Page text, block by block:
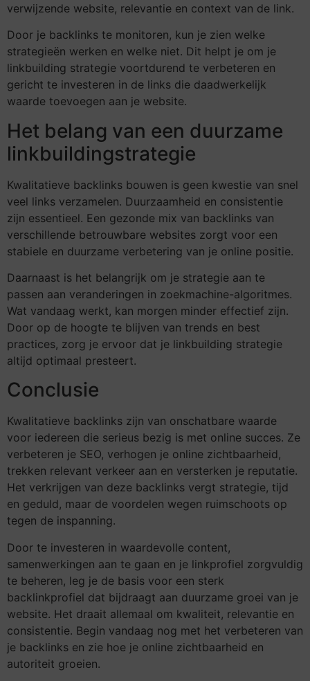
verwijzende website, relevantie en context van de link.
Door je backlinks te monitoren, kun je zien welke
strategieën werken en welke niet. Dit helpt je om je
linkbuilding strategie voortdurend te verbeteren en
gericht te investeren in de links die daadwerkelijk
waarde toevoegen aan je website.
Het belang van een duurzame
linkbuildingstrategie
Kwalitatieve backlinks bouwen is geen kwestie van snel
veel links verzamelen. Duurzaamheid en consistentie
zijn essentieel. Een gezonde mix van backlinks van
verschillende betrouwbare websites zorgt voor een
stabiele en duurzame verbetering van je online positie.
Daarnaast is het belangrijk om je strategie aan te
passen aan veranderingen in zoekmachine-algoritmes.
Wat vandaag werkt, kan morgen minder effectief zijn.
Door op de hoogte te blijven van trends en best
practices, zorg je ervoor dat je linkbuilding strategie
altijd optimaal presteert.
Conclusie
Kwalitatieve backlinks zijn van onschatbare waarde
voor iedereen die serieus bezig is met online succes. Ze
verbeteren je SEO, verhogen je online zichtbaarheid,
trekken relevant verkeer aan en versterken je reputatie.
Het verkrijgen van deze backlinks vergt strategie, tijd
en geduld, maar de voordelen wegen ruimschoots op
tegen de inspanning.
Door te investeren in waardevolle content,
samenwerkingen aan te gaan en je linkprofiel zorgvuldig
te beheren, leg je de basis voor een sterk
backlinkprofiel dat bijdraagt aan duurzame groei van je
website. Het draait allemaal om kwaliteit, relevantie en
consistentie. Begin vandaag nog met het verbeteren van
je backlinks en zie hoe je online zichtbaarheid en
autoriteit groeien.